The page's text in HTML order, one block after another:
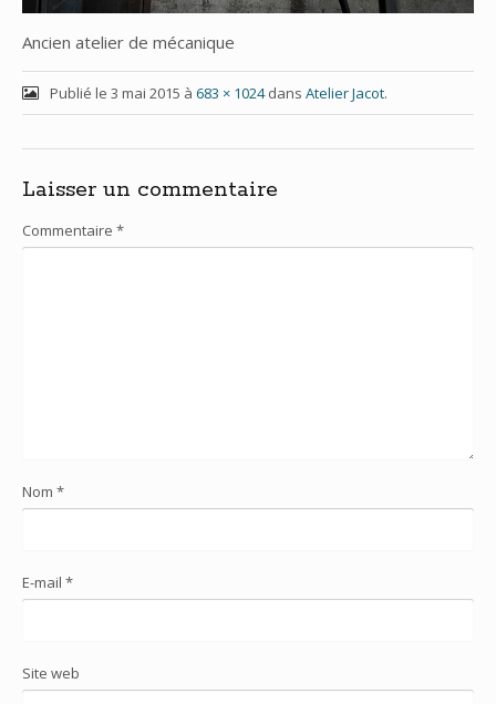
Ancien atelier de mécanique
Publié le 3 mai 2015 à 683 × 1024dans Atelier Jacot.
Laisser un commentaire
Commentaire *
Nom *
E-mail *
Site web